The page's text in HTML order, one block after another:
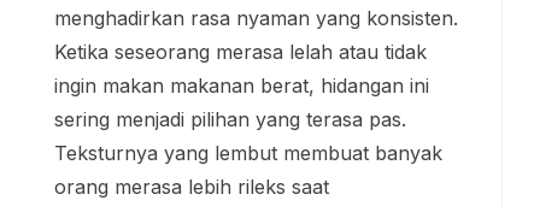
menghadirkan rasa nyaman yang konsisten.
Ketika seseorang merasa lelah atau tidak
ingin makan makanan berat, hidangan ini
sering menjadi pilihan yang terasa pas.
Teksturnya yang lembut membuat banyak
orang merasa lebih rileks saat